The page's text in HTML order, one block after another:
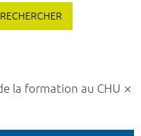
RECHERCHER
la formation au CHU